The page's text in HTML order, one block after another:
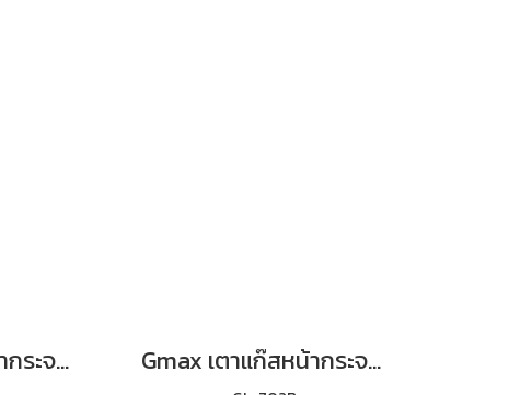
Gmax เตาแก๊สหน้ากระจก 2 หัว หัวทองเหลือง ไฟแรง รุ่น GL-702BR Gmax เตาแก๊สหน้ากระจก 2 หัว หัวเทอร์โบ ไฟแรง รุ่น GL-702B